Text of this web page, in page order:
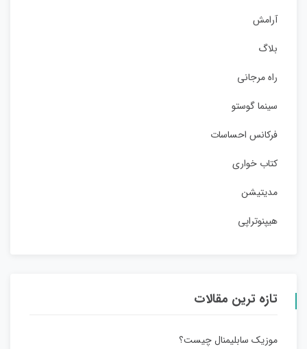
آرامش
بلاگ
راه مرجانی
سینما گوستو
فرکانس احساسات
کتاب خواری
مدیتیشن
هیپنوتراپی
تازه ترین مقالات
موزیک سابلیمنال چیست؟